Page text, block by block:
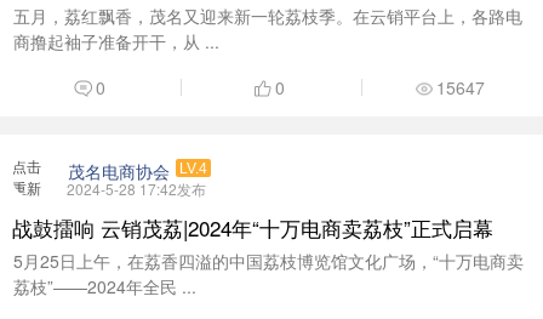
五月，荔红飘香，茂名又迎来新一轮荔枝季。在云销平台上，各路电
商撸起袖子准备开干，从 ...
0
0 15647
点击
重新
茂名电商协会 LV.4
2024-5-28 17:42发布
战鼓擂响 云销茂荔|2024年“十万电商卖荔枝”正式启幕
5月25日上午，在荔香四溢的中国荔枝博览馆文化广场，“十万电商卖
荔枝”——2024年全民 ...